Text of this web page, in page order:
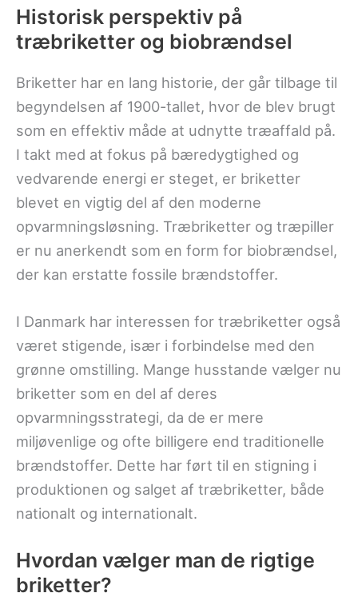
Historisk perspektiv på
træbriketter og biobrændsel
Briketter har en lang historie, der går tilbage til
begyndelsen af 1900-tallet, hvor de blev brugt
som en effektiv måde at udnytte træaffald på.
I takt med at fokus på bæredygtighed og
vedvarende energi er steget, er briketter
blevet en vigtig del af den moderne
opvarmningsløsning. Træbriketter og træpiller
er nu anerkendt som en form for biobrændsel,
der kan erstatte fossile brændstoffer.
I Danmark har interessen for træbriketter også
været stigende, især i forbindelse med den
grønne omstilling. Mange husstande vælger nu
briketter som en del af deres
opvarmningsstrategi, da de er mere
miljøvenlige og ofte billigere end traditionelle
brændstoffer. Dette har ført til en stigning i
produktionen og salget af træbriketter, både
nationalt og internationalt.
Hvordan vælger man de rigtige
briketter?